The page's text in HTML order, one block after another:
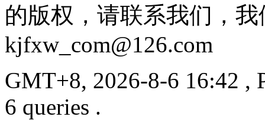
的版权，请联系我们，
kjfxw_com@126.com
GMT+8, 2026-8-6 16:42 ,
6 queries .